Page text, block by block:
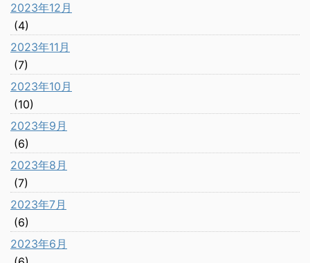
2023年12月
(4)
2023年11月
(7)
2023年10月
(10)
2023年9月
(6)
2023年8月
(7)
2023年7月
(6)
2023年6月